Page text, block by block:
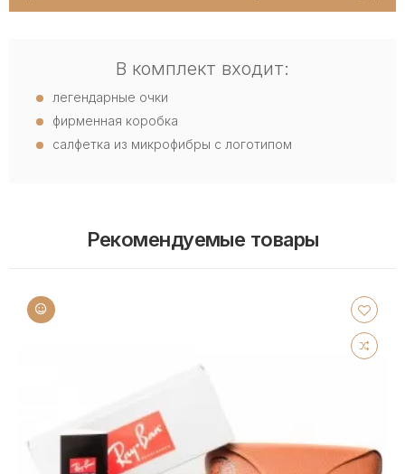
В комплект входит:
легендарные очки
фирменная коробка
салфетка из микрофибры с логотипом
Рекомендуемые товары